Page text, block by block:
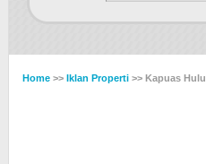
Home >> Iklan Properti >> Kapuas Hulu